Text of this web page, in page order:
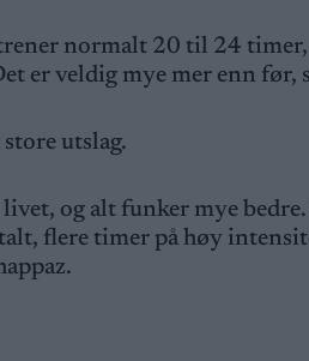
trener normalt 20 til 24
er veldig mye mer enn før,
utslag.
livet, og alt funker mye
flere timer på høy